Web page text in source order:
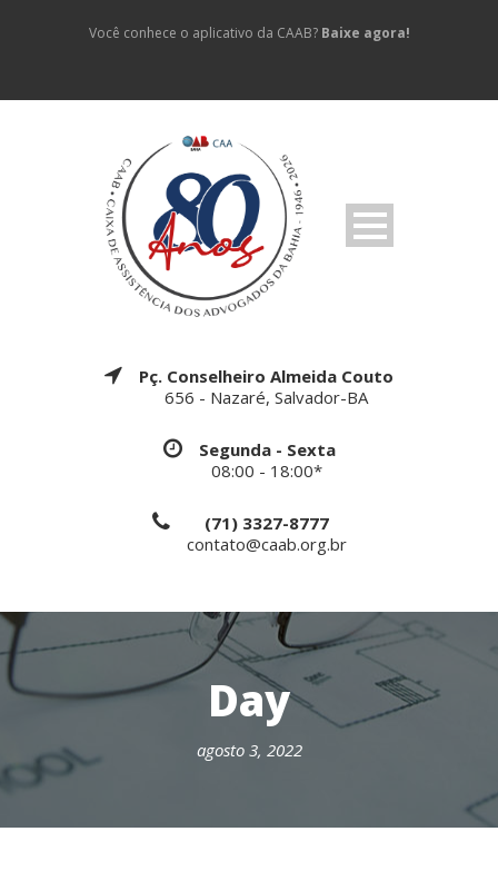
Você conhece o aplicativo da CAAB? Baixe agora!
Pç. Conselheiro Almeida Couto
656 - Nazaré, Salvador-BA
Segunda - Sexta
08:00 - 18:00*
(71) 3327-8777
contato@caab.org.br
Day
agosto 3, 2022